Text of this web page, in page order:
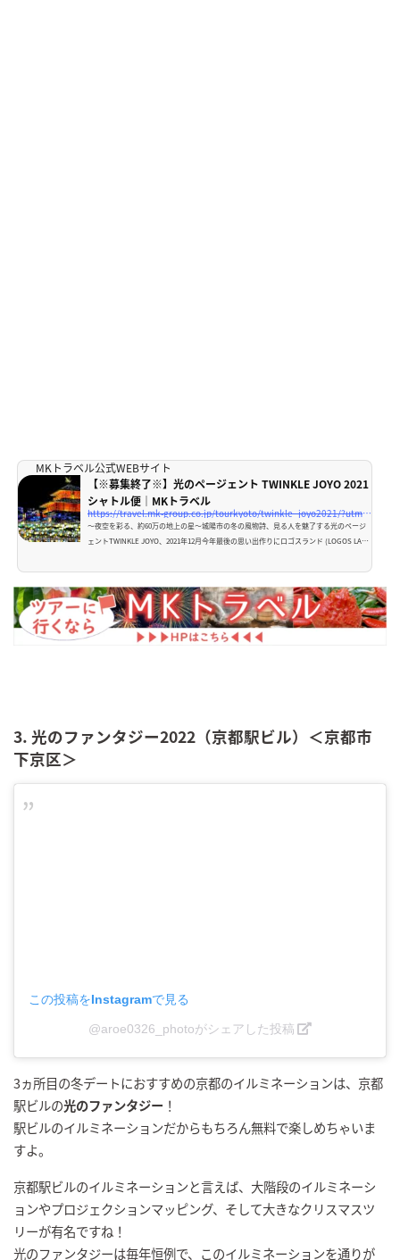
MKトラベル公式WEBサイト
【※募集終了※】光のページェント TWINKLE JOYO 2021
シャトル便｜MKトラベル
https://travel.mk-group.co.jp/tourkyoto/twinkle_joyo2021/?utm_source=media
～夜空を彩る、約60万の地上の星～城陽市の冬の風物詩、見る人を魅了する光のページ
ェントTWINKLE JOYO、2021年12月今年最後の思い出作りにロゴスランド (LOGOS LAN
3. 光のファンタジー2022（京都駅ビル）＜京都市
下京区＞
この投稿をInstagramで見る
@aroe0326_photoがシェアした投稿
3ヵ所目の冬デートにおすすめの京都のイルミネーションは、京都
駅ビルの光のファンタジー ！
駅ビルのイルミネーションだからもちろん無料で楽しめちゃいま
すよ。
京都駅ビルのイルミネーションと言えば、大階段のイルミネーシ
ョンやプロジェクションマッピング、そして大きなクリスマスツ
リーが有名ですね！
光のファンタジーは毎年恒例で、このイルミネーションを通りが